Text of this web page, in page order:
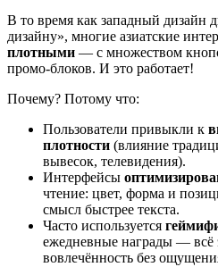
В то время как западный дизайн
дизайну», многие азиатские
плотными — с множеством
промо-блоков. И это работает!
Почему? Потому что:
Пользователи привыкли к
плотности (влияние
вывесок, телевидения).
Интерфейсы
чтение: цвет, форма и
смысл быстрее текста.
Часто используется
ежедневные награды — всё
вовлечённость без